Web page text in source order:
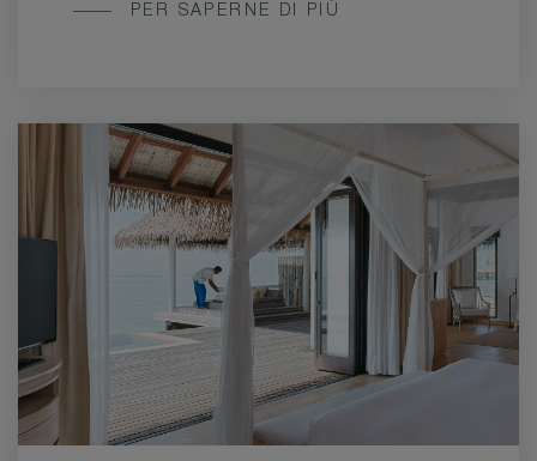
SOGGIORNAPER SAPERNE DI PIÙ